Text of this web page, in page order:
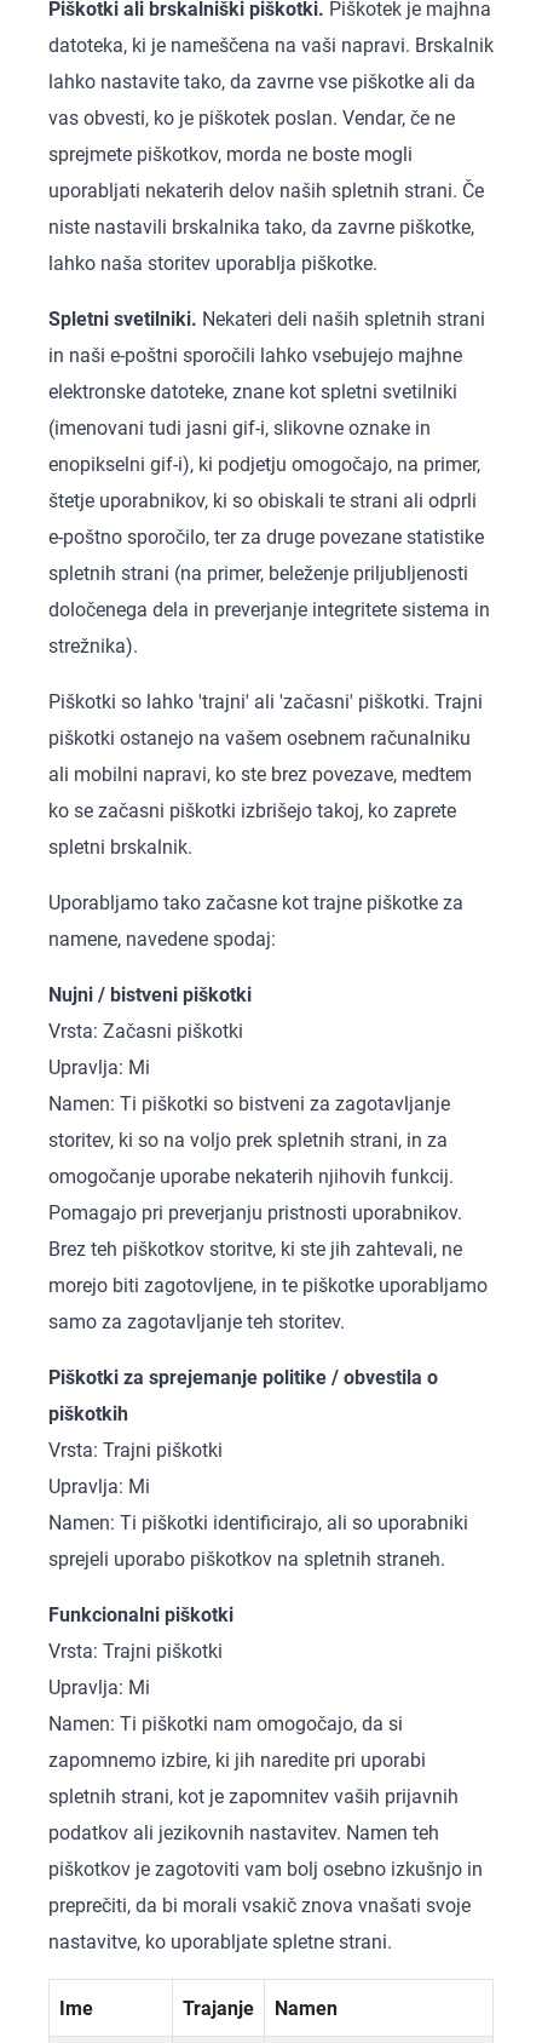
Piškotki ali brskalniški piškotki. Piškotek je majhna
datoteka, ki je nameščena na vaši napravi. Brskalnik
lahko nastavite tako, da zavrne vse piškotke ali da
vas obvesti, ko je piškotek poslan. Vendar, če ne
sprejmete piškotkov, morda ne boste mogli
uporabljati nekaterih delov naših spletnih strani. Če
niste nastavili brskalnika tako, da zavrne piškotke,
lahko naša storitev uporablja piškotke.
Spletni svetilniki. Nekateri deli naših spletnih strani
in naši e-poštni sporočili lahko vsebujejo majhne
elektronske datoteke, znane kot spletni svetilniki
(imenovani tudi jasni gif-i, slikovne oznake in
enopikselni gif-i), ki podjetju omogočajo, na primer,
štetje uporabnikov, ki so obiskali te strani ali odprli
e-poštno sporočilo, ter za druge povezane statistike
spletnih strani (na primer, beleženje priljubljenosti
določenega dela in preverjanje integritete sistema in
strežnika).
Piškotki so lahko 'trajni' ali 'začasni' piškotki. Trajni
piškotki ostanejo na vašem osebnem računalniku
ali mobilni napravi, ko ste brez povezave, medtem
ko se začasni piškotki izbrišejo takoj, ko zaprete
spletni brskalnik.
Uporabljamo tako začasne kot trajne piškotke za
namene, navedene spodaj:
Nujni / bistveni piškotki
Vrsta: Začasni piškotki
Upravlja: Mi
Namen: Ti piškotki so bistveni za zagotavljanje
storitev, ki so na voljo prek spletnih strani, in za
omogočanje uporabe nekaterih njihovih funkcij.
Pomagajo pri preverjanju pristnosti uporabnikov.
Brez teh piškotkov storitve, ki ste jih zahtevali, ne
morejo biti zagotovljene, in te piškotke uporabljamo
samo za zagotavljanje teh storitev.
Piškotki za sprejemanje politike / obvestila o
piškotkih
Vrsta: Trajni piškotki
Upravlja: Mi
Namen: Ti piškotki identificirajo, ali so uporabniki
sprejeli uporabo piškotkov na spletnih straneh.
Funkcionalni piškotki
Vrsta: Trajni piškotki
Upravlja: Mi
Namen: Ti piškotki nam omogočajo, da si
zapomnemo izbire, ki jih naredite pri uporabi
spletnih strani, kot je zapomnitev vaših prijavnih
podatkov ali jezikovnih nastavitev. Namen teh
piškotkov je zagotoviti vam bolj osebno izkušnjo in
preprečiti, da bi morali vsakič znova vnašati svoje
nastavitve, ko uporabljate spletne strani.
Ime Trajanje Namen